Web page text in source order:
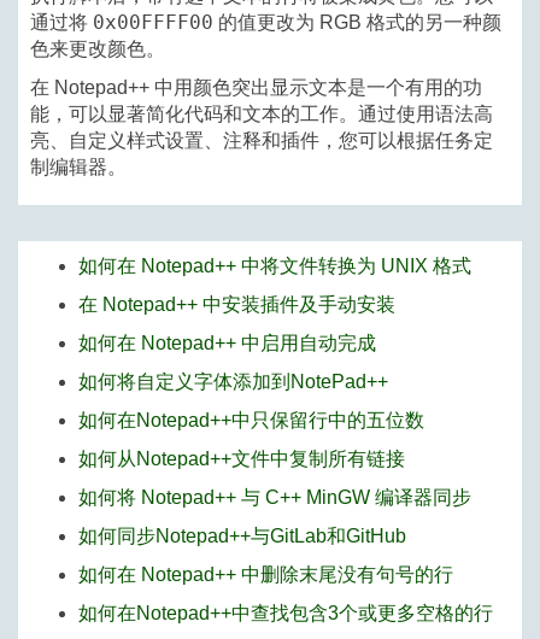
通过将 0x00FFFF00 的值更改为 RGB 格式的另一种颜
色来更改颜色。
在 Notepad++ 中用颜色突出显示文本是一个有用的功
能，可以显著简化代码和文本的工作。通过使用语法高
亮、自定义样式设置、注释和插件，您可以根据任务定
制编辑器。
如何在 Notepad++ 中将文件转换为 UNIX 格式
在 Notepad++ 中安装插件及手动安装
如何在 Notepad++ 中启用自动完成
如何将自定义字体添加到NotePad++
如何在Notepad++中只保留行中的五位数
如何从Notepad++文件中复制所有链接
如何将 Notepad++ 与 C++ MinGW 编译器同步
如何同步Notepad++与GitLab和GitHub
如何在 Notepad++ 中删除末尾没有句号的行
如何在Notepad++中查找包含3个或更多空格的行